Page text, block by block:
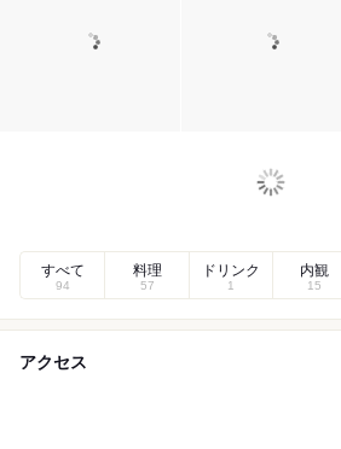
すべて
94
料理
57
ドリンク
1
内観
15
アクセス